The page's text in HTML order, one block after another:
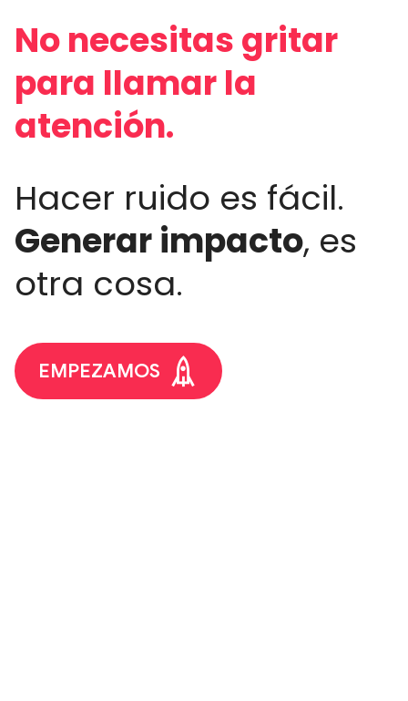
No necesitas gritar
para llamar la
atención.
Hacer ruido es fácil.
Generar impacto, es
otra cosa.
EMPEZAMOS